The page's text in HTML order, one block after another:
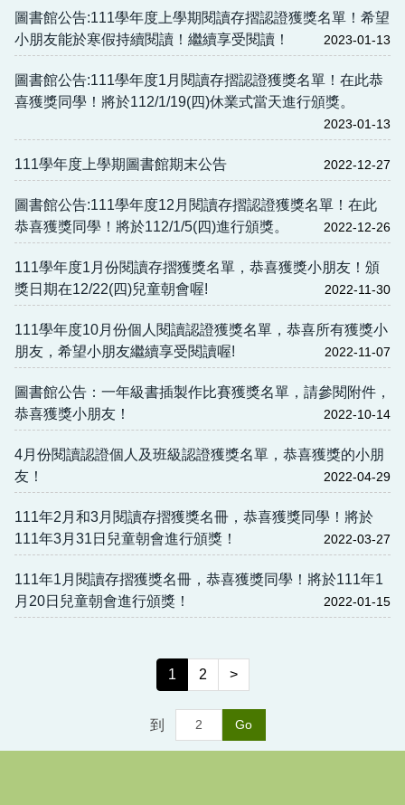
圖書館公告:111學年度上學期閱讀存摺認證獲獎名單！希望
小朋友能於寒假持續閱讀！繼續享受閱讀！
2023-01-13
圖書館公告:111學年度1月閱讀存摺認證獲獎名單！在此恭
喜獲獎同學！將於112/1/19(四)休業式當天進行頒獎。
2023-01-13
111學年度上學期圖書館期末公告 2022-12-27
圖書館公告:111學年度12月閱讀存摺認證獲獎名單！在此
恭喜獲獎同學！將於112/1/5(四)進行頒獎。
2022-12-26
111學年度1月份閱讀存摺獲獎名單，恭喜獲獎小朋友！頒
獎日期在12/22(四)兒童朝會喔!
2022-11-30
111學年度10月份個人閱讀認證獲獎名單，恭喜所有獲獎小
朋友，希望小朋友繼續享受閱讀喔!
2022-11-07
圖書館公告：一年級書插製作比賽獲獎名單，請參閱附件，
恭喜獲獎小朋友！
2022-10-14
4月份閱讀認證個人及班級認證獲獎名單，恭喜獲獎的小朋
友！
2022-04-29
111年2月和3月閱讀存摺獲獎名冊，恭喜獲獎同學！將於
111年3月31日兒童朝會進行頒獎！
2022-03-27
111年1月閱讀存摺獲獎名冊，恭喜獲獎同學！將於111年1
月20日兒童朝會進行頒獎！
2022-01-15
1 2 >
到 Go